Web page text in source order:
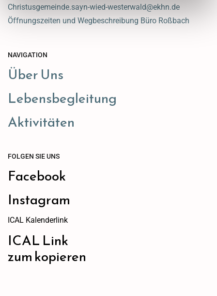
Christusgemeinde.sayn-wied-westerwald@ekhn.de
Öffnungszeiten und Wegbeschreibung Büro Roßbach
NAVIGATION
Über Uns
Lebensbegleitung
Aktivitäten
FOLGEN SIE UNS
Facebook
Instagram
ICAL Kalenderlink
ICAL Link
zum kopieren